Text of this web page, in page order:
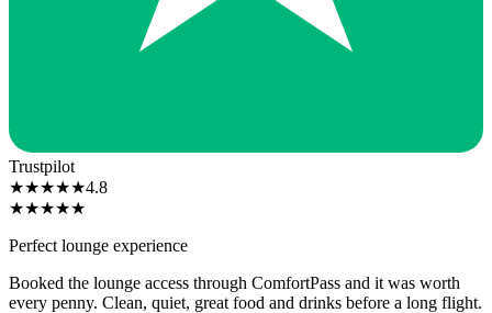
Trustpilot
★★★★★4.8
★★★★★
Perfect lounge experience
Booked the lounge access through ComfortPass and it was worth
every penny. Clean, quiet, great food and drinks before a long flight.